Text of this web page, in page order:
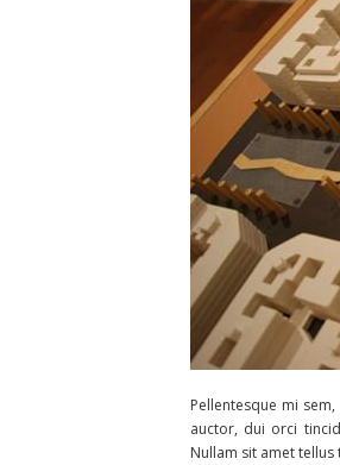
Pellentesque mi
auctor, dui orci
Nullam sit amet